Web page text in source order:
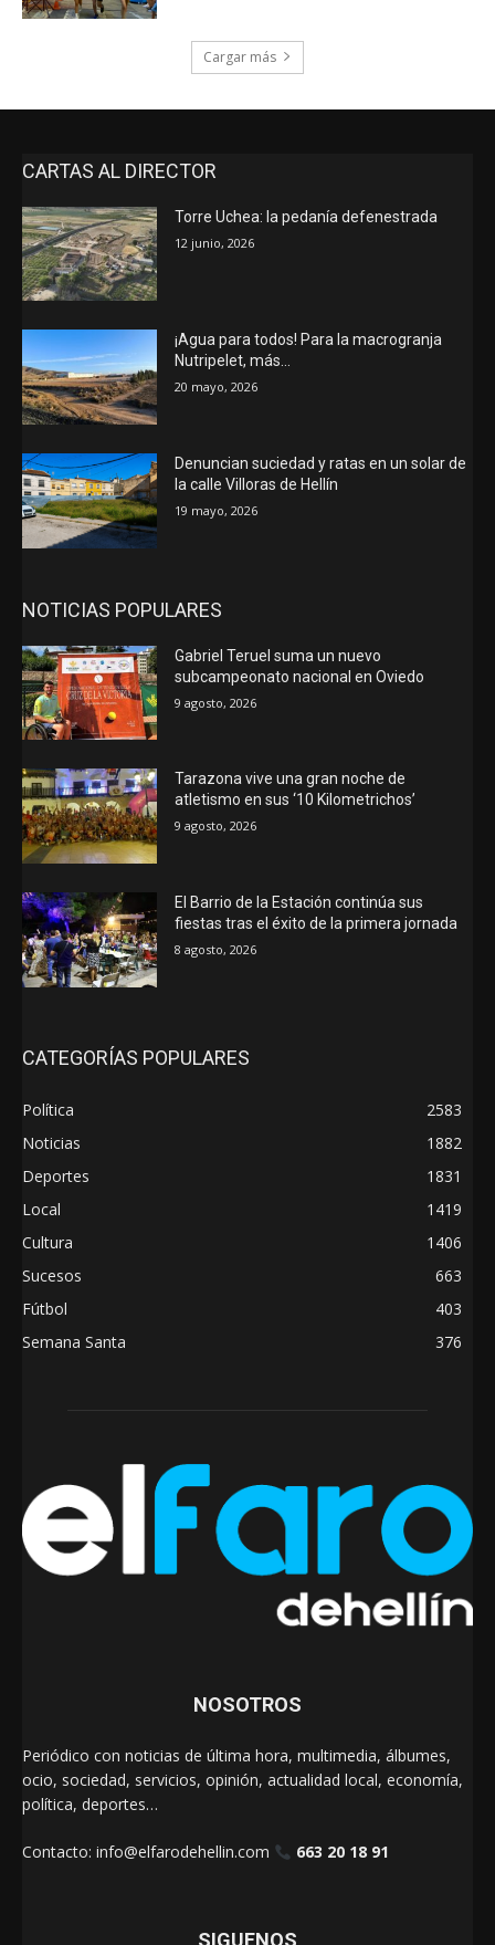
Cargar más
CARTAS AL DIRECTOR
Torre Uchea: la pedanía defenestrada
12 junio, 2026
¡Agua para todos! Para la macrogranja
Nutripelet, más…
20 mayo, 2026
Denuncian suciedad y ratas en un solar de
la calle Villoras de Hellín
19 mayo, 2026
NOTICIAS POPULARES
Gabriel Teruel suma un nuevo
subcampeonato nacional en Oviedo
9 agosto, 2026
Tarazona vive una gran noche de
atletismo en sus ‘10 Kilometrichos’
9 agosto, 2026
El Barrio de la Estación continúa sus
fiestas tras el éxito de la primera jornada
8 agosto, 2026
CATEGORÍAS POPULARES
Política
2583
Noticias
1882
Deportes
1831
Local
1419
Cultura
1406
Sucesos
663
Fútbol
403
Semana Santa
376
NOSOTROS
Periódico con noticias de última hora, multimedia, álbumes,
ocio, sociedad, servicios, opinión, actualidad local, economía,
política, deportes…
Contacto: info@elfarodehellin.com 663 20 18 91
SIGUENOS